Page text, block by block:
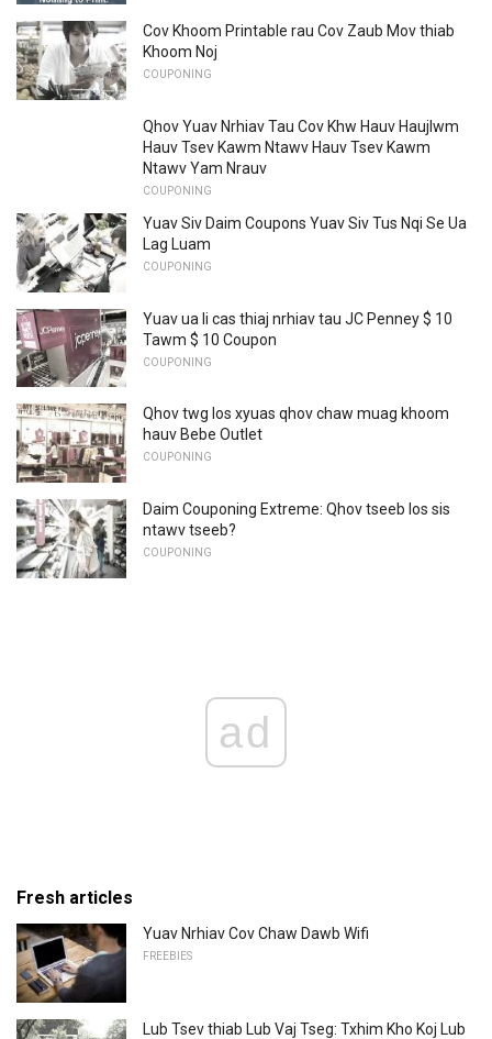
Cov Khoom Printable rau Cov Zaub Mov thiab
Khoom Noj
COUPONING
Qhov Yuav Nrhiav Tau Cov Khw Hauv Haujlwm
Hauv Tsev Kawm Ntawv Hauv Tsev Kawm
Ntawv Yam Nrauv
COUPONING
Yuav Siv Daim Coupons Yuav Siv Tus Nqi Se Ua
Lag Luam
COUPONING
Yuav ua li cas thiaj nrhiav tau JC Penney $ 10
Tawm $ 10 Coupon
COUPONING
Qhov twg los xyuas qhov chaw muag khoom
hauv Bebe Outlet
COUPONING
Daim Couponing Extreme: Qhov tseeb los sis
ntawv tseeb?
COUPONING
ad
Fresh articles
Yuav Nrhiav Cov Chaw Dawb Wifi
FREEBIES
Lub Tsev thiab Lub Vaj Tseg: Txhim Kho Koj Lub